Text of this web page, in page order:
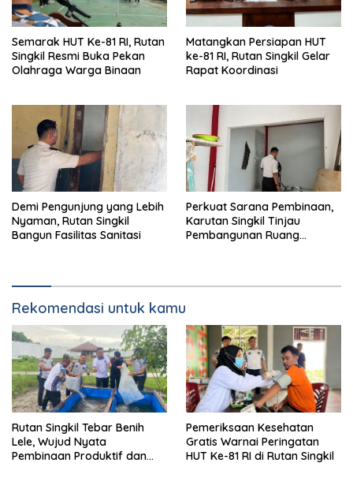
Semarak HUT Ke-81 RI, Rutan
Singkil Resmi Buka Pekan
Olahraga Warga Binaan
Matangkan Persiapan HUT
ke-81 RI, Rutan Singkil Gelar
Rapat Koordinasi
Demi Pengunjung yang Lebih
Nyaman, Rutan Singkil
Bangun Fasilitas Sanitasi
Perkuat Sarana Pembinaan,
Karutan Singkil Tinjau
Pembangunan Ruang
Rekomendasi untuk kamu
Rutan Singkil Tebar Benih
Lele, Wujud Nyata
Pembinaan Produktif dan
Pemeriksaan Kesehatan
Gratis Warnai Peringatan
HUT Ke-81 RI di Rutan Singkil